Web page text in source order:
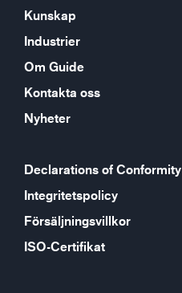
Kunskap
Industrier
Om Guide
Kontakta oss
Nyheter
Declarations of Conformity
Integritetspolicy
Försäljningsvillkor
ISO-Certifikat